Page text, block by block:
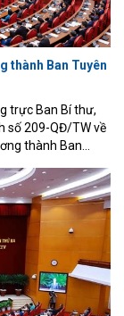
thành Ban Tuyên
trực Ban Bí thư,
số 209-QĐ/TW về
thành Ban